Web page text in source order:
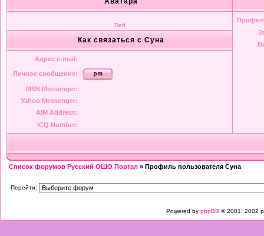
Red
Как связаться с Суна
Адрес e-mail:
Личное сообщение:
MSN Messenger:
Yahoo Messenger:
AIM Address:
ICQ Number:
Список форумов Русский ОШО Портал » Профиль пользователя Суна
Перейти:
Powered by phpBB © 2001, 2002